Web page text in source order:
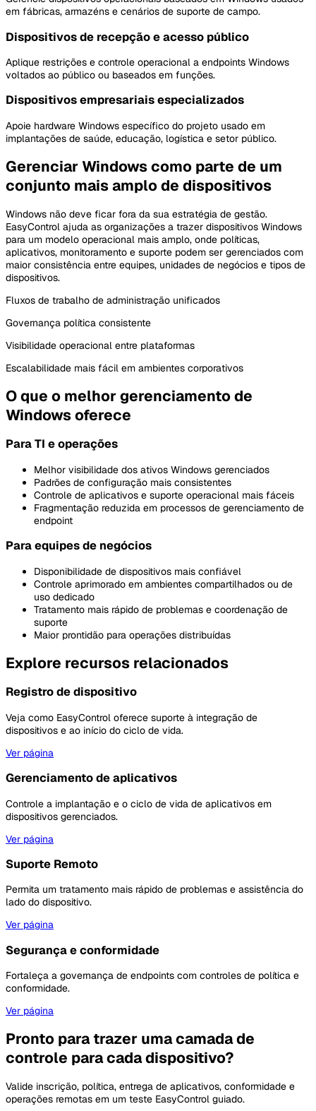
em fábricas, armazéns e cenários de suporte de campo.
Dispositivos de recepção e acesso público
Aplique restrições e controle operacional a endpoints Windows
voltados ao público ou baseados em funções.
Dispositivos empresariais especializados
Apoie hardware Windows específico do projeto usado em
implantações de saúde, educação, logística e setor público.
Gerenciar Windows como parte de um
conjunto mais amplo de dispositivos
Windows não deve ficar fora da sua estratégia de gestão.
EasyControl ajuda as organizações a trazer dispositivos Windows
para um modelo operacional mais amplo, onde políticas,
aplicativos, monitoramento e suporte podem ser gerenciados com
maior consistência entre equipes, unidades de negócios e tipos de
dispositivos.
Fluxos de trabalho de administração unificados
Governança política consistente
Visibilidade operacional entre plataformas
Escalabilidade mais fácil em ambientes corporativos
O que o melhor gerenciamento de
Windows oferece
Para TI e operações
Melhor visibilidade dos ativos Windows gerenciados
Padrões de configuração mais consistentes
Controle de aplicativos e suporte operacional mais fáceis
Fragmentação reduzida em processos de gerenciamento de
endpoint
Para equipes de negócios
Disponibilidade de dispositivos mais confiável
Controle aprimorado em ambientes compartilhados ou de
uso dedicado
Tratamento mais rápido de problemas e coordenação de
suporte
Maior prontidão para operações distribuídas
Explore recursos relacionados
Registro de dispositivo
Veja como EasyControl oferece suporte à integração de
dispositivos e ao início do ciclo de vida.
Ver página
Gerenciamento de aplicativos
Controle a implantação e o ciclo de vida de aplicativos em
dispositivos gerenciados.
Ver página
Suporte Remoto
Permita um tratamento mais rápido de problemas e assistência do
lado do dispositivo.
Ver página
Segurança e conformidade
Fortaleça a governança de endpoints com controles de política e
conformidade.
Ver página
Pronto para trazer uma camada de
controle para cada dispositivo?
Valide inscrição, política, entrega de aplicativos, conformidade e
operações remotas em um teste EasyControl guiado.